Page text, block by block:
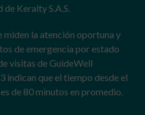
Keralty S.A.S.
miden la atención oportuna y
de emergencia por estado
visitas de GuideWell
indican que el tiempo desde el
de 80 minutos en promedio.